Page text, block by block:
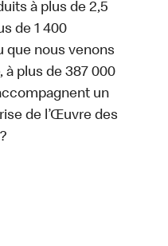
à plus de 2,5
de 1 400
que nous venons
à plus de 387 000
un
de l’Œuvre des